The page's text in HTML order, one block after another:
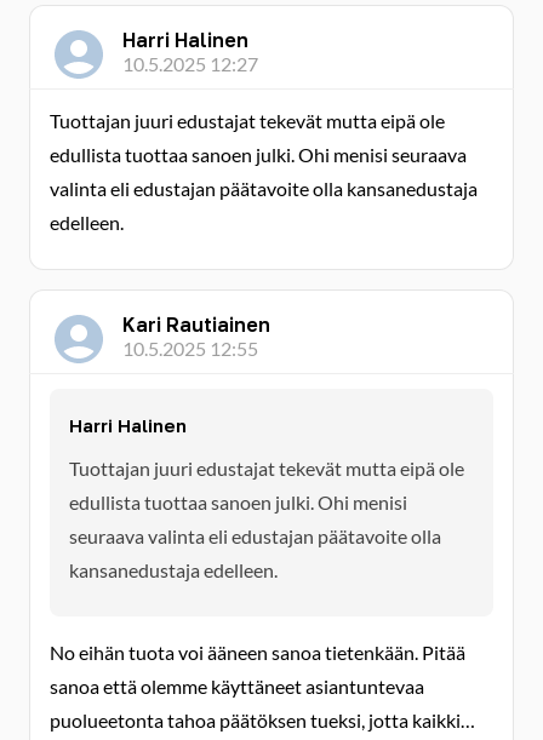
Harri Halinen
10.5.2025 12:27
Tuottajan juuri edustajat tekevät mutta eipä ole
edullista tuottaa sanoen julki. Ohi menisi seuraava
valinta eli edustajan päätavoite olla kansanedustaja
edelleen.
Kari Rautiainen
10.5.2025 12:55
Harri Halinen
Tuottajan juuri edustajat tekevät mutta eipä ole
edullista tuottaa sanoen julki. Ohi menisi
seuraava valinta eli edustajan päätavoite olla
kansanedustaja edelleen.
No eihän tuota voi ääneen sanoa tietenkään. Pitää
sanoa että olemme käyttäneet asiantuntevaa
puolueetonta tahoa päätöksen tueksi, jotta kaikki…